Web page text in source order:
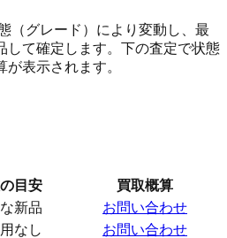
（グレード）により変動し、最
して確定します。下の査定で状態
表示されます。
目安
買取概算
新品
お問い合わせ
なし
お問い合わせ